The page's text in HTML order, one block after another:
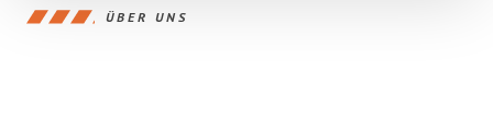
ÜBER UNS